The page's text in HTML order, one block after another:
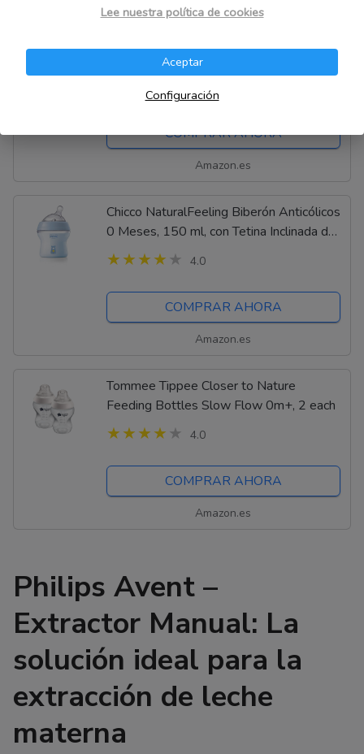
NUK Jolie - Sacaleches manual
4.0
COMPRAR AHORA
Amazon.es
Chicco NaturalFeeling Biberón Anticólicos
0 Meses, 150 ml, con Tetina Inclinada de
Silicona Suave y Doble Válvula Anti
Cólicos, Alimentación Natural y...
4.0
COMPRAR AHORA
Amazon.es
Tommee Tippee Closer to Nature
Feeding Bottles Slow Flow 0m+, 2 each
4.0
COMPRAR AHORA
Amazon.es
Philips Avent –
Extractor Manual: La
solución ideal para la
extracción de leche
materna
Lee nuestra política de cookies
Aceptar
Configuración